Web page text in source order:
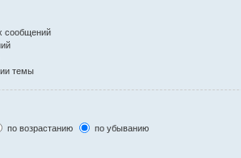
сообщений
темы
по возрастанию по убыванию